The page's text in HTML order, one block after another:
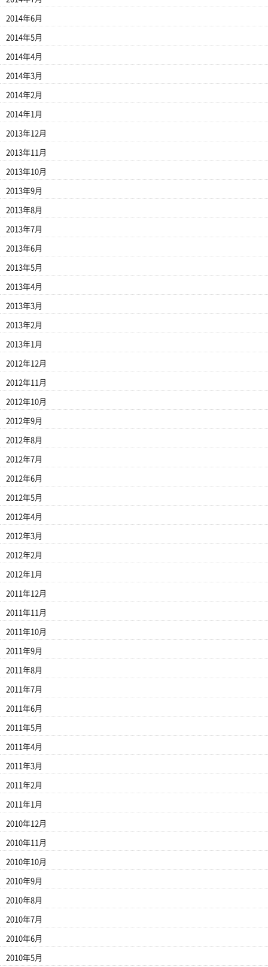
2014年6月
2014年5月
2014年4月
2014年3月
2014年2月
2014年1月
2013年12月
2013年11月
2013年10月
2013年9月
2013年8月
2013年7月
2013年6月
2013年5月
2013年4月
2013年3月
2013年2月
2013年1月
2012年12月
2012年11月
2012年10月
2012年9月
2012年8月
2012年7月
2012年6月
2012年5月
2012年4月
2012年3月
2012年2月
2012年1月
2011年12月
2011年11月
2011年10月
2011年9月
2011年8月
2011年7月
2011年6月
2011年5月
2011年4月
2011年3月
2011年2月
2011年1月
2010年12月
2010年11月
2010年10月
2010年9月
2010年8月
2010年7月
2010年6月
2010年5月